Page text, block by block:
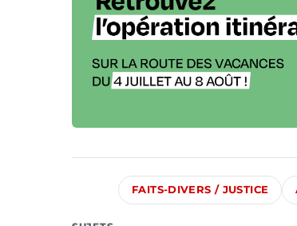
FAITS-DIVERS / JUSTICE